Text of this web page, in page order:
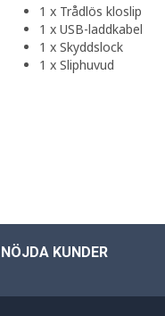
1 x Trådlös kloslip
1 x USB-laddkabel
1 x Skyddslock
1 x Sliphuvud
KUNDER